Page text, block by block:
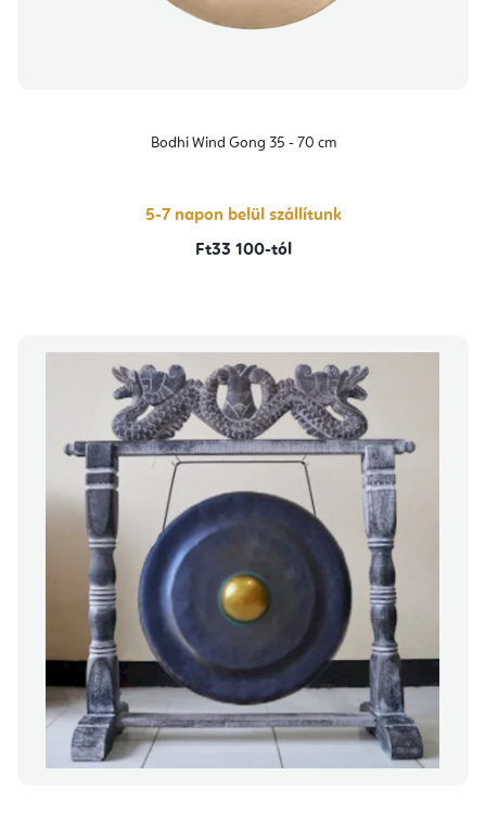
Bodhi Wind Gong 35 - 70 cm
5-7 napon belül szállítunk
Ft33 100-tól